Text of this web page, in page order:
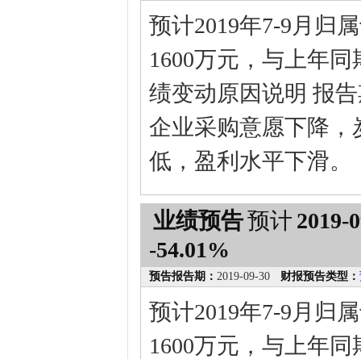
预计2019年7-9月归
1600万元，与上年同
绩变动原因说明 报
企业采购意愿下降
低，盈利水平下滑。
业绩预告预计 2019-
-54.01%
预告报告期： 2019-09-30 财报预告类型：
预计2019年7-9月归
1600万元，与上年同